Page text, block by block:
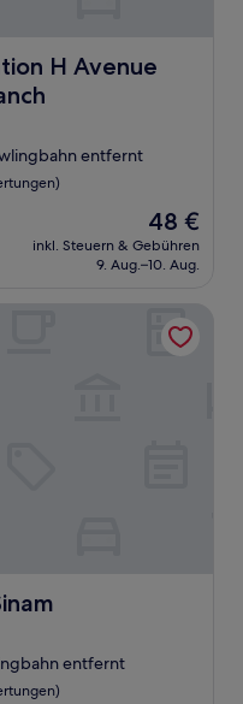
H Avenue
Dongdaegu
entfernt
Der
Preis
beträgt
48 €
inkl. Steuern & Gebühren
9. Aug.–10. Aug.
entfernt